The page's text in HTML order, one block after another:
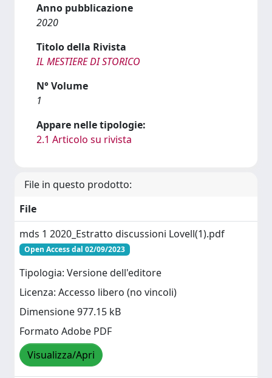
Anno pubblicazione
2020
Titolo della Rivista
IL MESTIERE DI STORICO
N° Volume
1
Appare nelle tipologie:
2.1 Articolo su rivista
File in questo prodotto:
File
mds 1 2020_Estratto discussioni Lovell(1).pdf
Open Access dal 02/09/2023
Tipologia: Versione dell'editore
Licenza: Accesso libero (no vincoli)
Dimensione 977.15 kB
Formato Adobe PDF
Visualizza/Apri